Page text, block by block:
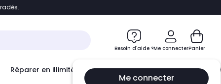
Accéder directement au chatbot
Besoin d'aide ?Me connecter
Me connecter
Panier
Réparer en illimité avec Le Club Infinity